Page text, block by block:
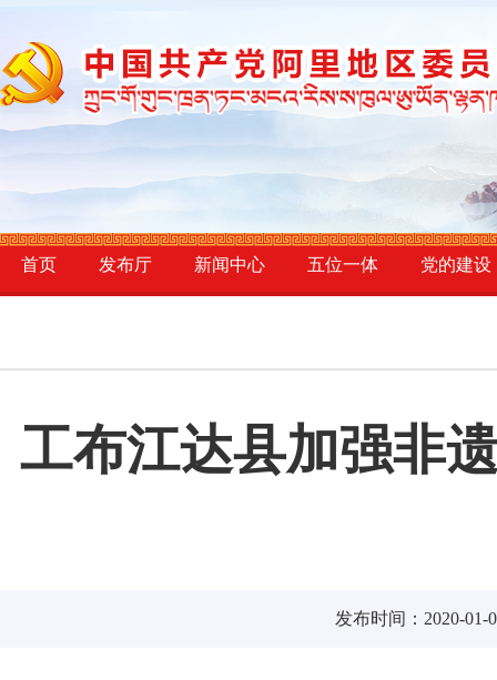
首页 发布厅 新闻中心 五位一体 党的建设
工布江达县加强非
发布时间：2020-01-